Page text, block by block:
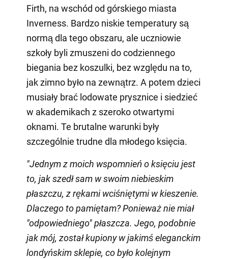
Firth, na wschód od górskiego miasta
Inverness. Bardzo niskie temperatury są
normą dla tego obszaru, ale uczniowie
szkoły byli zmuszeni do codziennego
biegania bez koszulki, bez względu na to,
jak zimno było na zewnątrz. A potem dzieci
musiały brać lodowate prysznice i siedzieć
w akademikach z szeroko otwartymi
oknami. Te brutalne warunki były
szczególnie trudne dla młodego księcia.
"Jednym z moich wspomnień o księciu jest
to, jak szedł sam w swoim niebieskim
płaszczu, z rękami wciśniętymi w kieszenie.
Dlaczego to pamiętam? Ponieważ nie miał
"odpowiedniego" płaszcza. Jego, podobnie
jak mój, został kupiony w jakimś eleganckim
londyńskim sklepie, co było kolejnym